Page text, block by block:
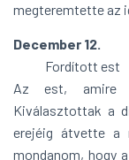
megteremtette az
December 12.
Fordított est
Az est, amire
Kiválasztottak a
erejéig átvette a
mondanom, hogy